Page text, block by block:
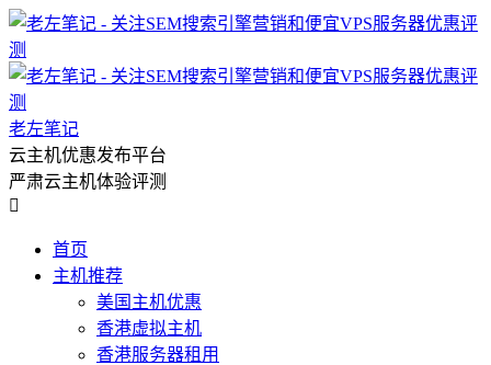
老左笔记
云主机优惠发布平台
严肃云主机体验评测

首页
主机推荐
美国主机优惠
香港虚拟主机
香港服务器租用